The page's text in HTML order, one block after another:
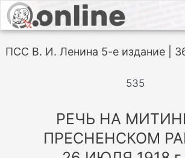
ПСС В. И. Ленина 5-е издание |
535
РЕЧЬ НА
ПРЕСНЕНСКОМ